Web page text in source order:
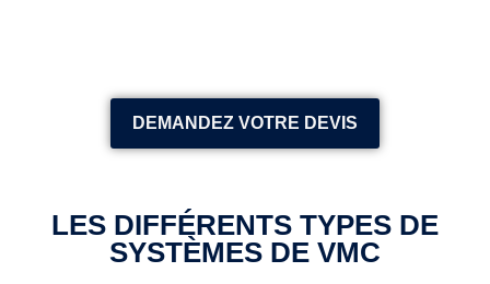
DEMANDEZ VOTRE DEVIS
LES DIFFÉRENTS TYPES DE
SYSTÈMES DE VMC